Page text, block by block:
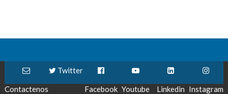
Contactenos
Twitter
Facebook Youtube Linkedin Instagram